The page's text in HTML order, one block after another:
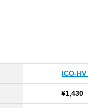
ICO-HV
¥1,430